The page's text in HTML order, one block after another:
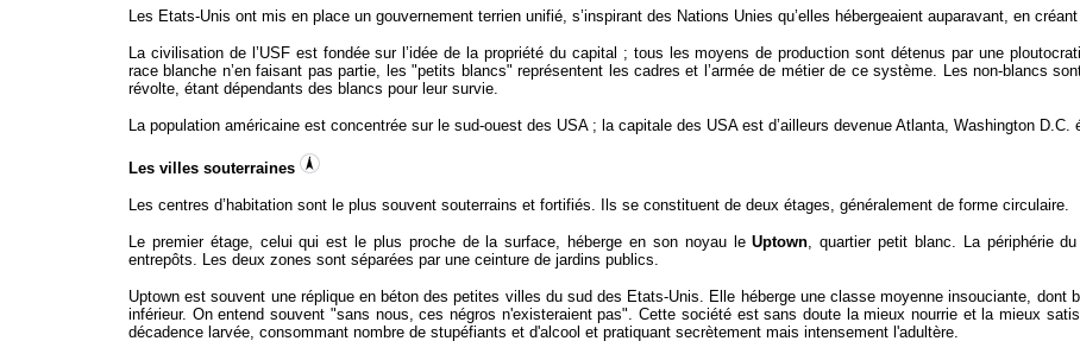
Les Etats-Unis ont mis en place un gouvernement terrien unifié, s’inspirant des Nations Unies qu’elles hébergeaient auparavant, en
La civilisation de l’USF est fondée sur l’idée de la propriété du capital ; tous les moyens de production sont détenus par une
race blanche n’en faisant pas partie, les "petits blancs" représentent les cadres et l’armée de métier de ce système. Les non-blancs
révolte, étant dépendants des blancs pour leur survie.
La population américaine est concentrée sur le sud-ouest des USA ; la capitale des USA est d’ailleurs devenue Atlanta, Washington D.C.
Les villes souterraines
Les centres d’habitation sont le plus souvent souterrains et fortifiés. Ils se constituent de deux étages, généralement de forme circulaire.
Le premier étage, celui qui est le plus proche de la surface, héberge en son noyau leUptown, quartier petit blanc. La périphérie
entrepôts. Les deux zones sont séparées par une ceinture de jardins publics.
Uptown est souvent une réplique en béton des petites villes du sud des Etats-Unis. Elle héberge une classe moyenne insouciante, dont
inférieur. On entend souvent "sans nous, ces négros n'existeraient pas". Cette société est sans doute la mieux nourrie et la mieux
décadence larvée, consommant nombre de stupéfiants et d'alcool et pratiquant secrètement mais intensement l'adultère.